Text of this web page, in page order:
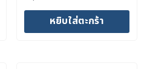
price
price
หยิบใส่ตะกร้า